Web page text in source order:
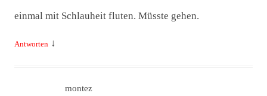
einmal mit Schlauheit fluten. Müsste gehen.
Antworten ↓
montez